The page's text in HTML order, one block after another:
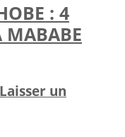
: 4
MABABE
Laisser un